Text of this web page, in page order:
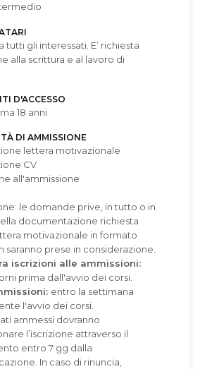
tutti gli interessati. E’ richiesta
alla scrittura e al lavoro di
D'ACCESSO
18 anni
DI AMMISSIONE
lettera motivazionale
CV
all'ammissione
le domande prive, in tutto o in
documentazione richiesta
motivazionale in formato
saranno prese in considerazione.
iscrizioni alle ammissioni:
prima dall'avvio dei corsi.
entro la settimana
l'avvio dei corsi.
ammessi dovranno
l’iscrizione attraverso il
entro 7 gg dalla
In caso di rinuncia,